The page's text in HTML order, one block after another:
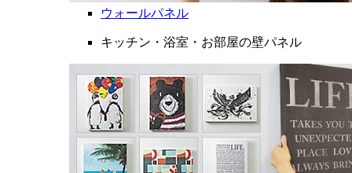
ウォールパネル
キッチン・浴室・お部屋の壁パネル